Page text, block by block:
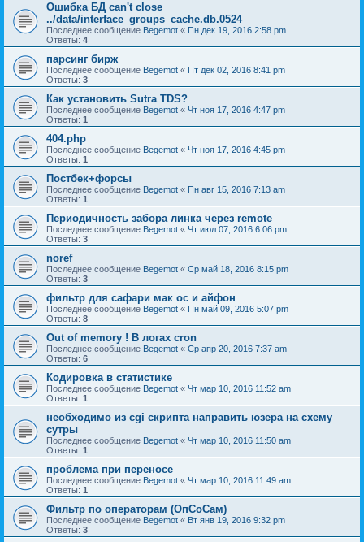
Ошибка БД can't close
../data/interface_groups_cache.db.0524
Последнее сообщение Begemot « Пн дек 19, 2016 2:58 pm
Ответы: 4
парсинг бирж
Последнее сообщение Begemot « Пт дек 02, 2016 8:41 pm
Ответы: 3
Как установить Sutra TDS?
Последнее сообщение Begemot « Чт ноя 17, 2016 4:47 pm
Ответы: 1
404.php
Последнее сообщение Begemot « Чт ноя 17, 2016 4:45 pm
Ответы: 1
Постбек+форсы
Последнее сообщение Begemot « Пн авг 15, 2016 7:13 am
Ответы: 1
Периодичность забора линка через remote
Последнее сообщение Begemot « Чт июл 07, 2016 6:06 pm
Ответы: 3
noref
Последнее сообщение Begemot « Ср май 18, 2016 8:15 pm
Ответы: 3
фильтр для сафари мак ос и айфон
Последнее сообщение Begemot « Пн май 09, 2016 5:07 pm
Ответы: 8
Out of memory ! В логах cron
Последнее сообщение Begemot « Ср апр 20, 2016 7:37 am
Ответы: 6
Кодировка в статистике
Последнее сообщение Begemot « Чт мар 10, 2016 11:52 am
Ответы: 1
необходимо из cgi скрипта направить юзера на схему
сутры
Последнее сообщение Begemot « Чт мар 10, 2016 11:50 am
Ответы: 1
проблема при переносе
Последнее сообщение Begemot « Чт мар 10, 2016 11:49 am
Ответы: 1
Фильтр по операторам (ОпСоСам)
Последнее сообщение Begemot « Вт янв 19, 2016 9:32 pm
Ответы: 3